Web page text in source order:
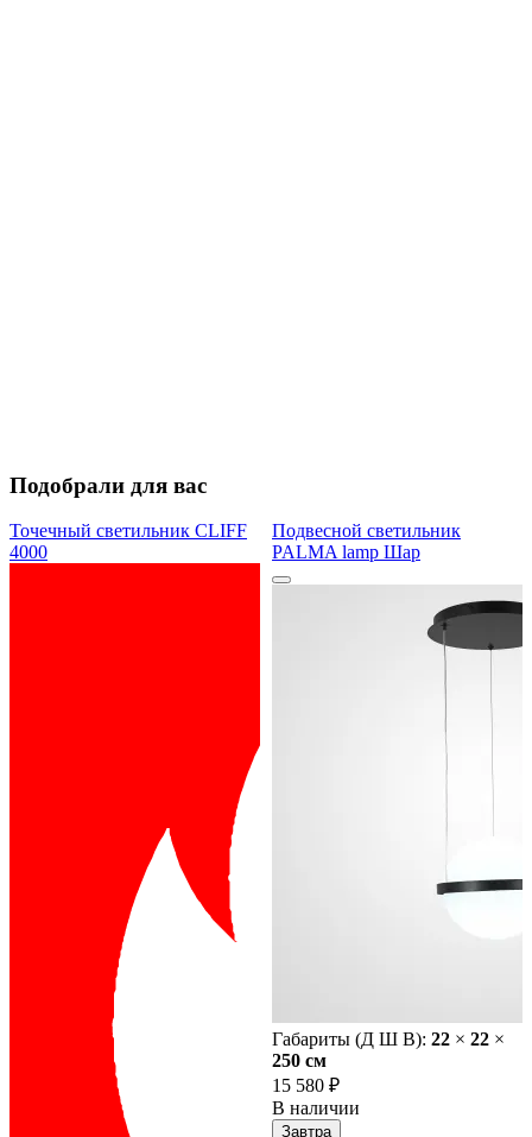
Подобрали для вас
Точечный светильник CLIFF
4000
Подвесной светильник
PALMA lamp Шар
Габариты (Д Ш В): 22 × 22 ×
250 cм
15 580 ₽
В наличии
Завтра